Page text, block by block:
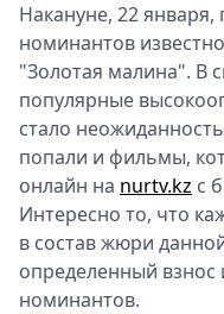
Мода
Театр
Кино
Афиша
Книги
Выставки
Пресс-
релизы
О
Накануне, 22
номинантов
"Золотая малина". В
популярные
стало
попали и фильмы,
онлайн на nurtv.kz с
Интересно то, что
в состав жюри
определенный взнос
номинантов.